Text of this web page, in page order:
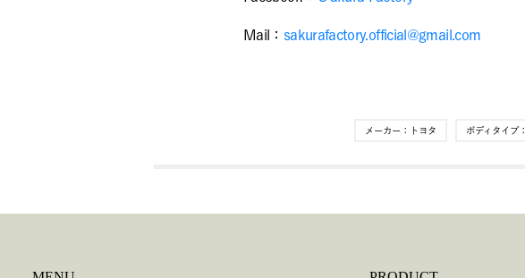
Mail： sakurafactory.official@gmail.com
メーカー： トヨタ ボディタイプ：